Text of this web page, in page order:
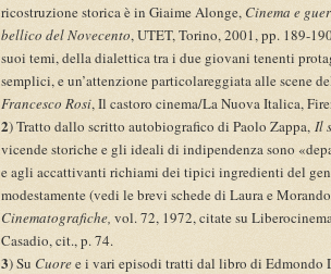
ricostruzione storica è in Giaime Alonge,Cinema e
bellico del Novecento, UTET, Torino, 2001, pp. 189-
suoi temi, della dialettica tra i due giovani tenenti
semplici, e un’attenzione particolareggiata alle scene
Francesco Rosi, Il castoro cinema/La Nuova Italica,
2) Tratto dallo scritto autobiografico di Paolo Zappa, Il
vicende storiche e gli ideali di indipendenza sono
e agli accattivanti richiami dei tipici ingredienti del
modestamente (vedi le brevi schede di Laura e
Cinematografiche, vol. 72, 1972, citate su
Casadio, cit., p. 74.
3)Su Cuoree i vari episodi tratti dal libro di Edmondo